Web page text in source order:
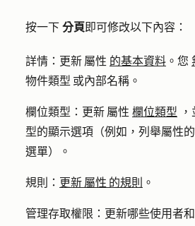
按一下 分頁 即可修改以下內容：
詳情 ：更新 屬性 的基本資料 。您
物件類型 或內部名稱。
欄位類型 ：更新 屬性 欄位類型
型的顯示選項（例如，列舉屬性
選單）。
規則 ： 更新 屬性 的規則 。
管理存取權限 ：更新哪些使用者